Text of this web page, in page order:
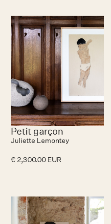
Petit garçon
Juliette Lemontey
€ 2,300.00 EUR